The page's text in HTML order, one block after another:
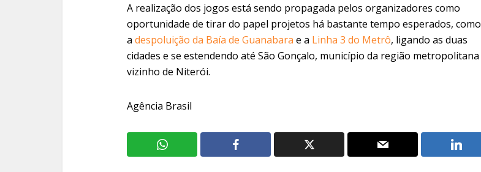
A realização dos jogos está sendo propagada pelos organizadores como
oportunidade de tirar do papel projetos há bastante tempo esperados, como
a despoluição da Baía de Guanabara e a Linha 3 do Metrô, ligando as duas
cidades e se estendendo até São Gonçalo, município da região metropolitana
vizinho de Niterói.
Agência Brasil